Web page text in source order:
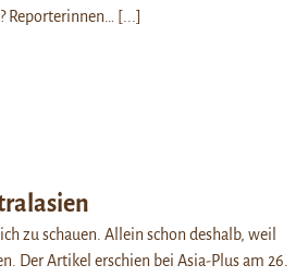
Reporterinnen…
[...]
zu schauen. Allein schon deshalb, weil
Der Artikel erschien bei Asia-Plus am 26.